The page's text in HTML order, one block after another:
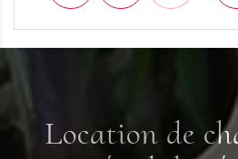
Location de